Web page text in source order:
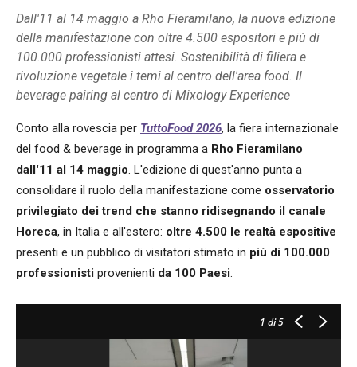
Dall'11 al 14 maggio a Rho Fieramilano, la nuova edizione
della manifestazione con oltre 4.500 espositori e più di
100.000 professionisti attesi. Sostenibilità di filiera e
rivoluzione vegetale i temi al centro dell'area food. Il
beverage pairing al centro di Mixology Experience
Conto alla rovescia per TuttoFood 2026, la fiera internazionale
del food & beverage in programma a Rho Fieramilano
dall'11 al 14 maggio. L'edizione di quest'anno punta a
consolidare il ruolo della manifestazione come osservatorio
privilegiato dei trend che stanno ridisegnando il canale
Horeca, in Italia e all'estero: oltre 4.500 le realtà espositive
presenti e un pubblico di visitatori stimato in più di 100.000
professionisti provenienti da 100 Paesi.
1 di 5